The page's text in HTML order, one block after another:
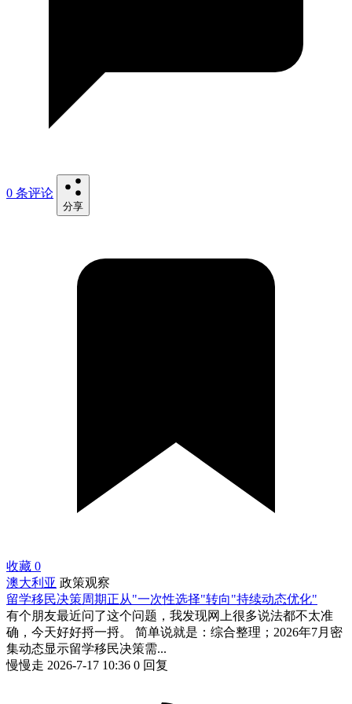
0 条评论
分享
收藏 0
澳大利亚 政策观察
留学移民决策周期正从"一次性选择"转向"持续动态优化"
有个朋友最近问了这个问题，我发现网上很多说法都不太准
确，今天好好捋一捋。 简单说就是：综合整理；2026年7月密
集动态显示留学移民决策需...
慢慢走 2026-7-17 10:36 0 回复